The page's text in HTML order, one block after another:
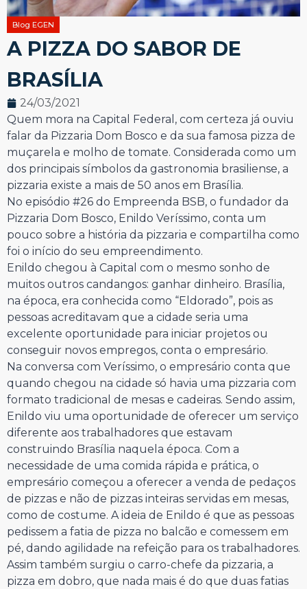
Blog EGEN
A PIZZA DO SABOR DE
BRASÍLIA
24/03/2021
Quem mora na Capital Federal, com certeza já ouviu
falar da Pizzaria Dom Bosco e da sua famosa pizza de
muçarela e molho de tomate. Considerada como um
dos principais símbolos da gastronomia brasiliense, a
pizzaria existe a mais de 50 anos em Brasília.
No episódio #26 do Empreenda BSB, o fundador da
Pizzaria Dom Bosco, Enildo Veríssimo, conta um
pouco sobre a história da pizzaria e compartilha como
foi o início do seu empreendimento.
Enildo chegou à Capital com o mesmo sonho de
muitos outros candangos: ganhar dinheiro. Brasília,
na época, era conhecida como “Eldorado”, pois as
pessoas acreditavam que a cidade seria uma
excelente oportunidade para iniciar projetos ou
conseguir novos empregos, conta o empresário.
Na conversa com Veríssimo, o empresário conta que
quando chegou na cidade só havia uma pizzaria com
formato tradicional de mesas e cadeiras. Sendo assim,
Enildo viu uma oportunidade de oferecer um serviço
diferente aos trabalhadores que estavam
construindo Brasília naquela época. Com a
necessidade de uma comida rápida e prática, o
empresário começou a oferecer a venda de pedaços
de pizzas e não de pizzas inteiras servidas em mesas,
como de costume. A ideia de Enildo é que as pessoas
pedissem a fatia de pizza no balcão e comessem em
pé, dando agilidade na refeição para os trabalhadores.
Assim também surgiu o carro-chefe da pizzaria, a
pizza em dobro, que nada mais é do que duas fatias